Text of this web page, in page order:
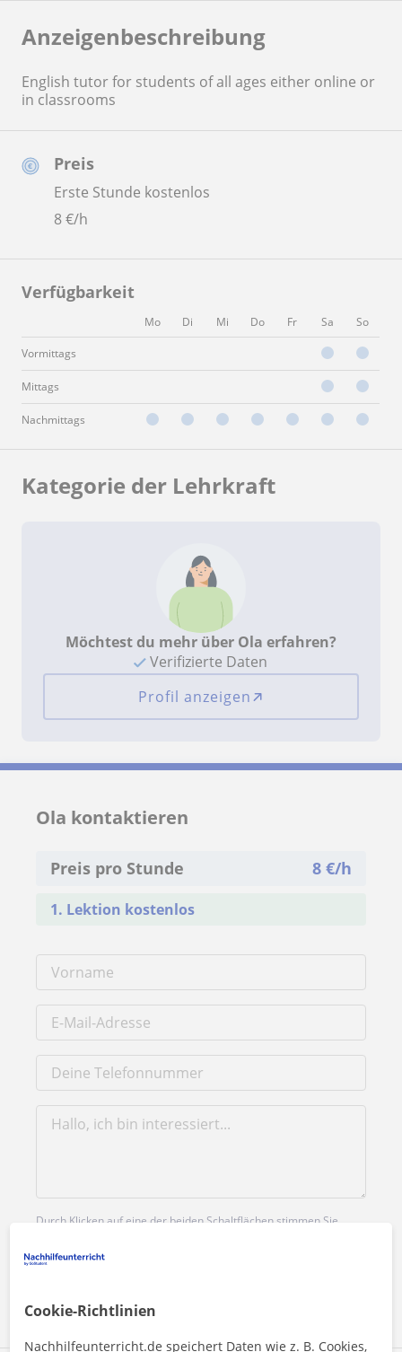
Preis
Erste Stunde kostenlos
8€/h
Verfügbarkeit
Mo Di Mi Do Fr Sa So
Vormittags
Mittags
Nachmittags
Anzeigenbeschreibung
English tutor for students of all ages either online or
in classrooms
Kategorie der Lehrkraft
Möchtest du mehr über Ola erfahren?
Verifizierte Daten
Profil anzeigen
Ola kontaktieren
Preis pro Stunde 8€/h
1. Lektion kostenlos
Durch Klicken auf eine der beiden Schaltflächen stimmen Sie
Cookie-Richtlinien
Nachhilfeunterricht.de speichert Daten wie z. B. Cookies,